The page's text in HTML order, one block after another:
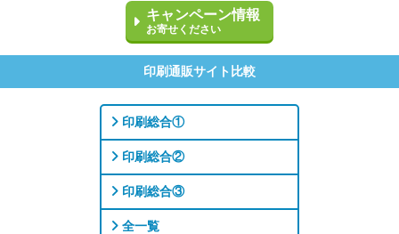
キャンペーン情報
お寄せください
印刷通販サイト比較
印刷総合①
印刷総合②
印刷総合③
全一覧